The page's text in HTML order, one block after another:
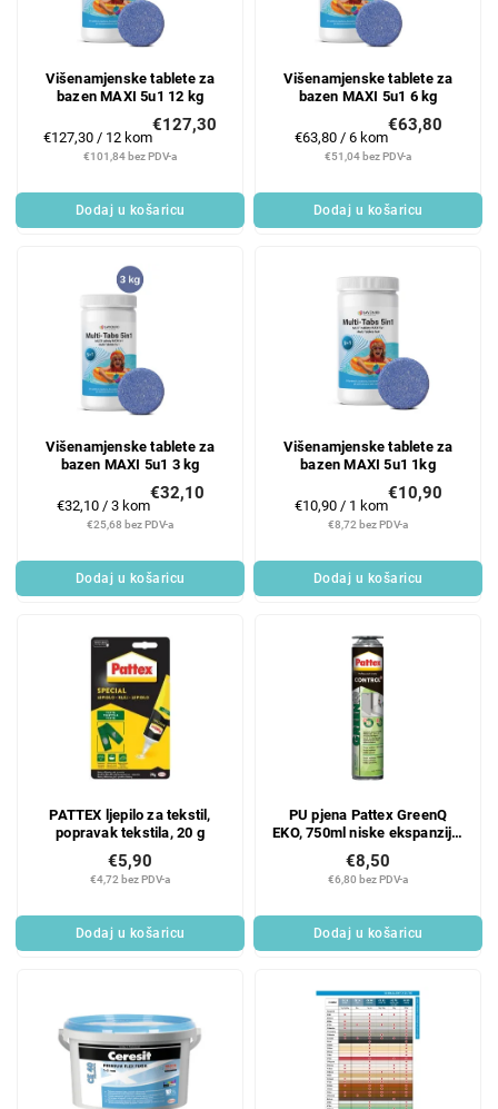
Višenamjenske tablete za
bazen MAXI 5u1 12 kg
€101,84 bez PDV-a
€127,30
Mjerenje
€127,30 / 12 kom
Dodaj u košaricu
Višenamjenske tablete za
bazen MAXI 5u1 6 kg
€51,04 bez PDV-a
€63,80
Mjerenje
cijene:
€63,80 / 6 kom
Dodaj u košaricu
Višenamjenske tablete za
bazen MAXI 5u1 3 kg
€25,68 bez PDV-a
€32,10
Mjerenje
cijene:
€32,10 / 3 kom
Dodaj u košaricu
Višenamjenske tablete za
bazen MAXI 5u1 1kg
€8,72 bez PDV-a
€10,90
Mjerenje
cijene:
€10,90 / 1 kom
Dodaj u košaricu
PATTEX ljepilo za tekstil,
popravak tekstila, 20 g
€4,72 bez PDV-a
€5,90
Dodaj u košaricu
PU pjena Pattex GreenQ
EKO, 750ml niske ekspanzije,
€6,80 bez PDV-a
€8,50
Dodaj u košaricu